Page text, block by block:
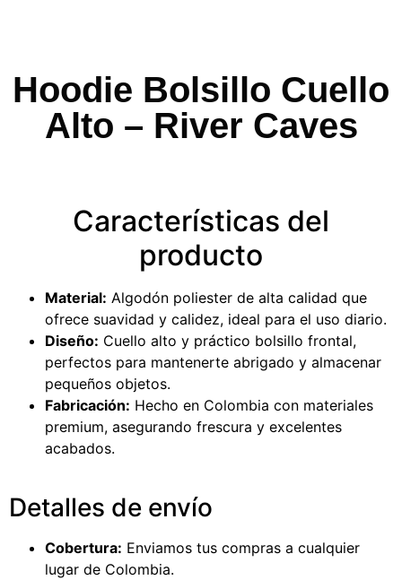
Hoodie Bolsillo Cuello
Alto – River Caves
Características del
producto
Material: Algodón poliester de alta calidad que
ofrece suavidad y calidez, ideal para el uso diario.
Diseño: Cuello alto y práctico bolsillo frontal,
perfectos para mantenerte abrigado y almacenar
pequeños objetos.
Fabricación: Hecho en Colombia con materiales
premium, asegurando frescura y excelentes
acabados.
Detalles de envío
Cobertura: Enviamos tus compras a cualquier
lugar de Colombia.